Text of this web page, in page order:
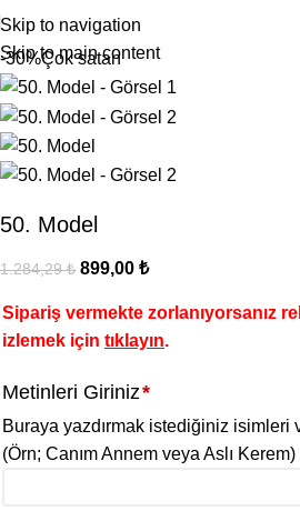
Skip to navigation
Skip to main content
-30%Çok satan
50. Model
1.284,29₺ 899,00 ₺
Sipariş vermekte zorlanıyorsanız
izlemek için tıklayın.
Metinleri Giriniz*
Buraya yazdırmak istediğiniz isimleri
(Örn; Canım Annem veya Aslı Kerem)